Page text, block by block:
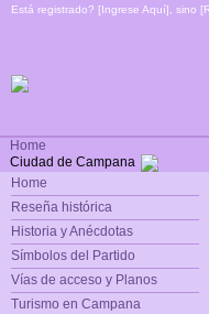
Está registrado? [Ingrese Aquí], sino [
Home
Ciudad de Campana
Home
Reseña histórica
Historia y Anécdotas
Símbolos del Partido
Vías de acceso y Planos
Turismo en Campana